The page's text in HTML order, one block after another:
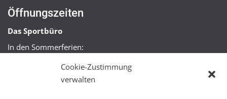
Cookie-Zustimmung
verwalten
Öffnungszeiten
Das Sportbüro
In den Sommerferien:
Mo + Mi 16:00 – 18:00 Uhr